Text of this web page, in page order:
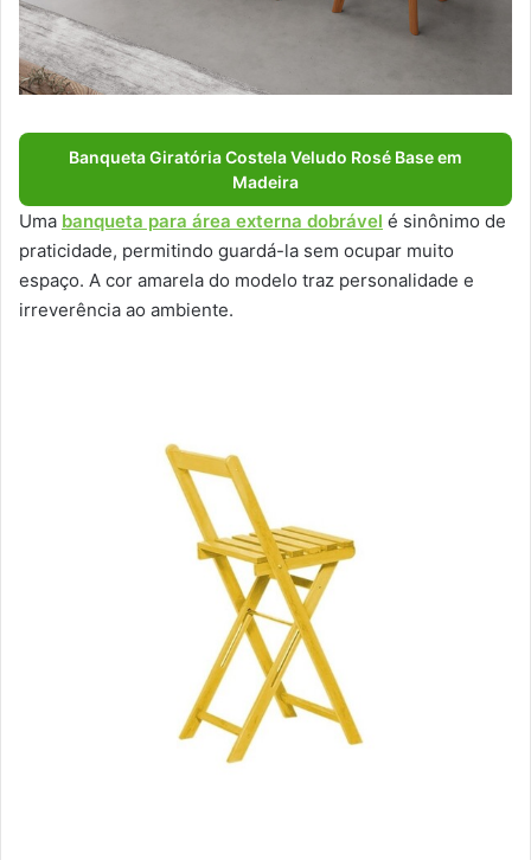
Banqueta Giratória Costela Veludo Rosé Base em
Madeira
Uma banqueta para área externa dobrável é sinônimo de
praticidade, permitindo guardá-la sem ocupar muito
espaço. A cor amarela do modelo traz personalidade e
irreverência ao ambiente.